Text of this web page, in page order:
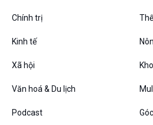
Chính trị
Kinh tế
Xã hội
Văn hoá & Du lịch
Podcast